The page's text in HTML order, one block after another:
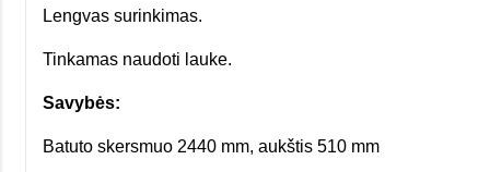
Lengvas surinkimas.
Tinkamas naudoti lauke.
Savybės:
Batuto skersmuo 2440 mm, aukštis 510 mm